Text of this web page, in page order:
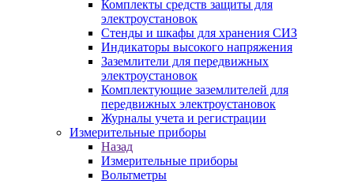
Комплекты средств защиты для
электроустановок
Стенды и шкафы для хранения СИЗ
Индикаторы высокого напряжения
Заземлители для передвижных
электроустановок
Комплектующие заземлителей для
передвижных электроустановок
Журналы учета и регистрации
Измерительные приборы
Назад
Измерительные приборы
Вольтметры